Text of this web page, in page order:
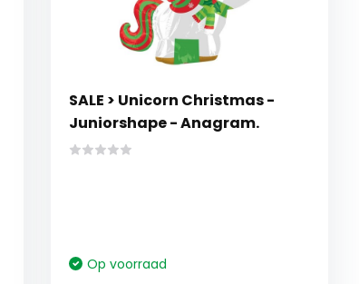
SALE > Unicorn Christmas -
Juniorshape - Anagram.
Op voorraad